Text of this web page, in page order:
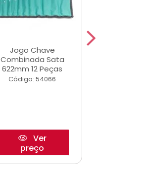
Jogo Chave
Combinada Sata
622mm 12 Peças
Código: 54066
Ver
preço